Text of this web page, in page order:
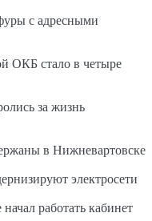
с адресными
ОКБ стало в четыре
за жизнь
в Нижневартовске
электросети
работать кабинет